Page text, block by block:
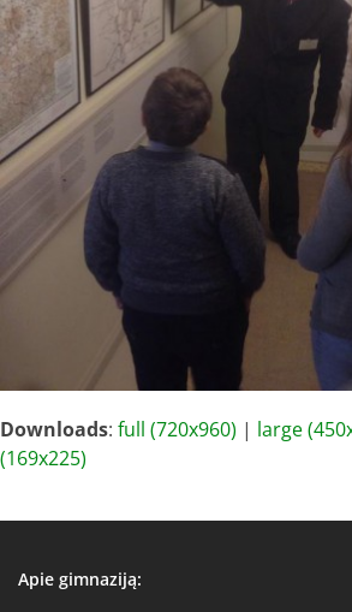
Downloads: full (720x960) | large
(169x225)
Apie gimnaziją: